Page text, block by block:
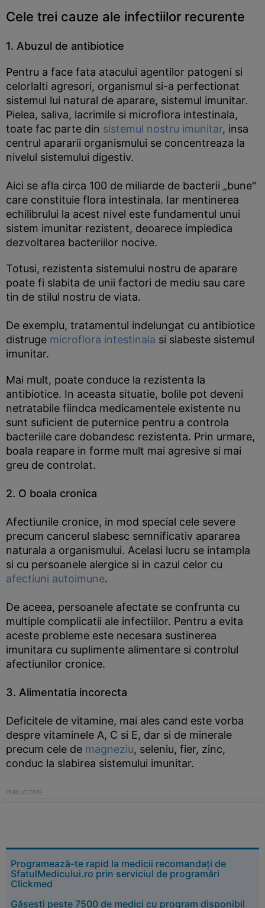
Cele trei cauze ale infectiilor recurente
1. Abuzul de antibiotice
Pentru a face fata atacului agentilor patogeni si
celorlalti agresori, organismul si-a perfectionat
sistemul lui natural de aparare, sistemul imunitar.
Pielea, saliva, lacrimile si microflora intestinala,
toate fac parte din sistemul nostru imunitar, insa
centrul apararii organismului se concentreaza la
nivelul sistemului digestiv.
Aici se afla circa 100 de miliarde de bacterii „bune"
care constituie flora intestinala. Iar mentinerea
echilibrului la acest nivel este fundamentul unui
sistem imunitar rezistent, deoarece impiedica
dezvoltarea bacteriilor nocive.
Totusi, rezistenta sistemului nostru de aparare
poate fi slabita de unii factori de mediu sau care
tin de stilul nostru de viata.
De exemplu, tratamentul indelungat cu antibiotice
distruge microflora intestinala si slabeste sistemul
imunitar.
Mai mult, poate conduce la rezistenta la
antibiotice. In aceasta situatie, bolile pot deveni
netratabile fiindca medicamentele existente nu
sunt suficient de puternice pentru a controla
bacteriile care dobandesc rezistenta. Prin urmare,
boala reapare in forme mult mai agresive si mai
greu de controlat.
2. O boala cronica
Afectiunile cronice, in mod special cele severe
precum cancerul slabesc semnificativ apararea
naturala a organismului. Acelasi lucru se intampla
si cu persoanele alergice si in cazul celor cu
afectiuni autoimune.
De aceea, persoanele afectate se confrunta cu
multiple complicatii ale infectiilor. Pentru a evita
aceste probleme este necesara sustinerea
imunitara cu suplimente alimentare si controlul
afectiunilor cronice.
3. Alimentatia incorecta
Deficitele de vitamine, mai ales cand este vorba
despre vitaminele A, C si E, dar si de minerale
precum cele de magneziu, seleniu, fier, zinc,
conduc la slabirea sistemului imunitar.
Programează-te rapid la medicii recomandați de
SfatulMedicului.ro prin serviciul de programări
Clickmed
Găsești peste 7500 de medici cu program disponibil